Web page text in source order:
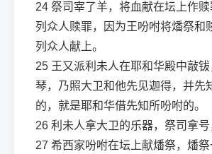
24 祭司宰了羊，将血献在坛上作
列众人赎罪，因为王吩咐将燔祭和
列众人献上。
25 王又派利未人在耶和华殿中敲
琴，乃照大卫和他先见迦得，并先
的，就是耶和华借先知所吩咐的。
26 利未人拿大卫的乐器，祭司拿号
27 希西家吩咐在坛上献燔祭，燔